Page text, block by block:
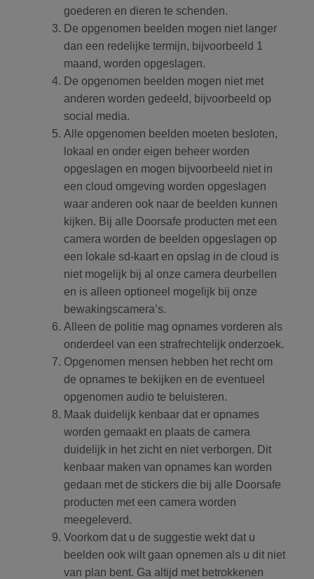
goederen en dieren te schenden.
De opgenomen beelden mogen niet langer
dan een redelijke termijn, bijvoorbeeld 1
maand, worden opgeslagen.
De opgenomen beelden mogen niet met
anderen worden gedeeld, bijvoorbeeld op
social media.
Alle opgenomen beelden moeten besloten,
lokaal en onder eigen beheer worden
opgeslagen en mogen bijvoorbeeld niet in
een cloud omgeving worden opgeslagen
waar anderen ook naar de beelden kunnen
kijken. Bij alle Doorsafe producten met een
camera worden de beelden opgeslagen op
een lokale sd-kaart en opslag in de cloud is
niet mogelijk bij al onze camera deurbellen
en is alleen optioneel mogelijk bij onze
bewakingscamera’s.
Alleen de politie mag opnames vorderen als
onderdeel van een strafrechtelijk onderzoek.
Opgenomen mensen hebben het recht om
de opnames te bekijken en de eventueel
opgenomen audio te beluisteren.
Maak duidelijk kenbaar dat er opnames
worden gemaakt en plaats de camera
duidelijk in het zicht en niet verborgen. Dit
kenbaar maken van opnames kan worden
gedaan met de stickers die bij alle Doorsafe
producten met een camera worden
meegeleverd.
Voorkom dat u de suggestie wekt dat u
beelden ook wilt gaan opnemen als u dit niet
van plan bent. Ga altijd met betrokkenen